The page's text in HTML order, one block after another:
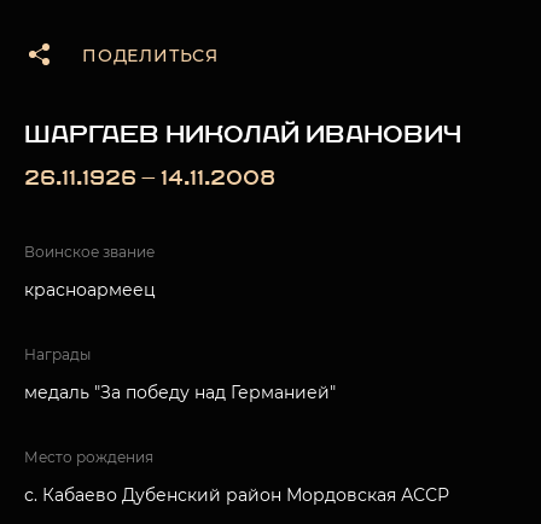
ПОДЕЛИТЬСЯ
ШАРГАЕВ НИКОЛАЙ ИВАНОВИЧ
26.11.1926 — 14.11.2008
Воинское звание
красноармеец
Награды
медаль "За победу над Германией"
Место рождения
с. Кабаево Дубенский район Мордовская АССР